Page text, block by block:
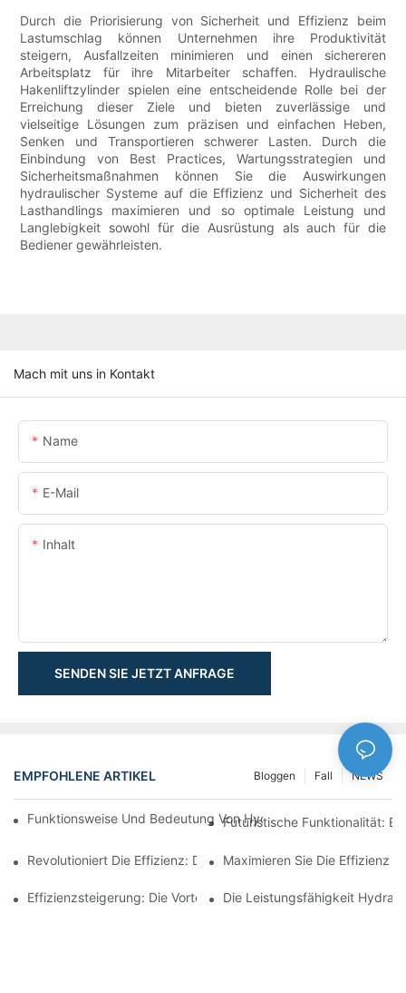
Durch die Priorisierung von Sicherheit und Effizienz beim
Lastumschlag können Unternehmen ihre Produktivität
steigern, Ausfallzeiten minimieren und einen sichereren
Arbeitsplatz für ihre Mitarbeiter schaffen. Hydraulische
Hakenliftzylinder spielen eine entscheidende Rolle bei der
Erreichung dieser Ziele und bieten zuverlässige und
vielseitige Lösungen zum präzisen und einfachen Heben,
Senken und Transportieren schwerer Lasten. Durch die
Einbindung von Best Practices, Wartungsstrategien und
Sicherheitsmaßnahmen können Sie die Auswirkungen
hydraulischer Systeme auf die Effizienz und Sicherheit des
Lasthandlings maximieren und so optimale Leistung und
Langlebigkeit sowohl für die Ausrüstung als auch für die
Bediener gewährleisten.
Mach mit uns in Kontakt
Name
E-Mail
Inhalt
SENDEN SIE JETZT ANFRAGE
EMPFOHLENE ARTIKEL NEWS
Fall
Bloggen
Funktionsweise Und Bedeutung Von Hydraulikzylindern Mit
Futuristische Funktionalität:
Revolutioniert Die Effizienz: Der Elektrische Teleskopzylinder
Maximieren Sie Die Effizienz
Effizienzsteigerung: Die Vorteile Eines 4-Stufigen Teleskop-
Die Leistungsfähigkeit